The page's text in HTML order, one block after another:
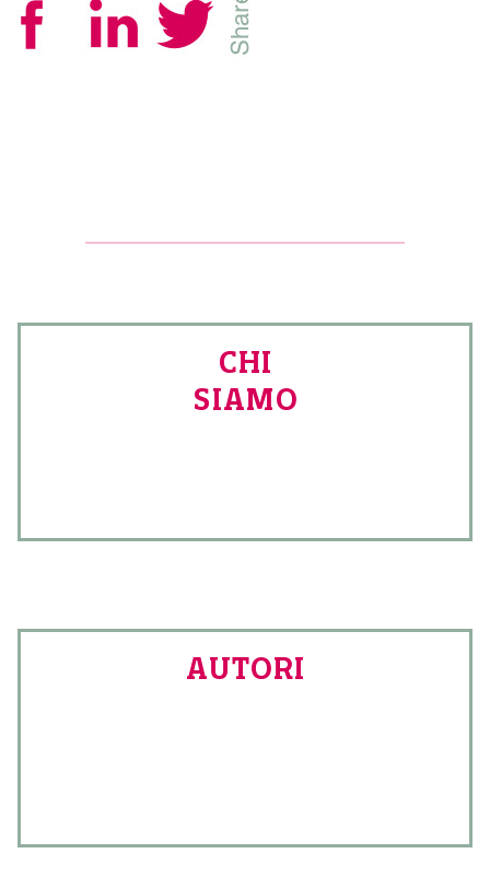
CHI
SIAMO
AUTORI